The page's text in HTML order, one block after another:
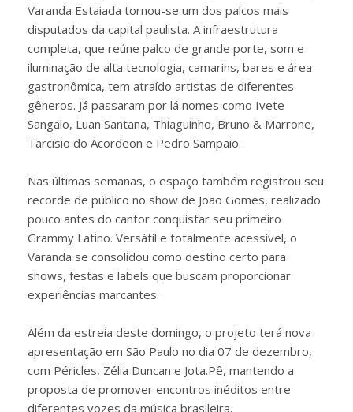
Varanda Estaiada tornou-se um dos palcos mais
disputados da capital paulista. A infraestrutura
completa, que reúne palco de grande porte, som e
iluminação de alta tecnologia, camarins, bares e área
gastronômica, tem atraído artistas de diferentes
gêneros. Já passaram por lá nomes como Ivete
Sangalo, Luan Santana, Thiaguinho, Bruno & Marrone,
Tarcísio do Acordeon e Pedro Sampaio.
Nas últimas semanas, o espaço também registrou seu
recorde de público no show de João Gomes, realizado
pouco antes do cantor conquistar seu primeiro
Grammy Latino. Versátil e totalmente acessível, o
Varanda se consolidou como destino certo para
shows, festas e labels que buscam proporcionar
experiências marcantes.
Além da estreia deste domingo, o projeto terá nova
apresentação em São Paulo no dia 07 de dezembro,
com Péricles, Zélia Duncan e Jota.Pê, mantendo a
proposta de promover encontros inéditos entre
diferentes vozes da música brasileira.